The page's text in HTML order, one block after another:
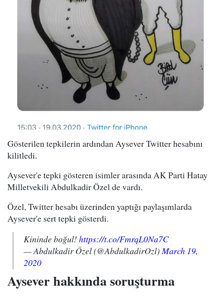
Gösterilen tepkilerin ardından Aysever Twitter hesabını
kilitledi.
Aysever'e tepki gösteren isimler arasında AK Parti Hatay
Milletvekili Abdulkadir Özel de vardı.
Özel, Twitter hesabı üzerinden yaptığı paylaşımlarda
Aysever'e sert tepki gösterdi.
Kininde boğul!https://t.co/FmrqL0Na7C
— Abdulkadir Özel (@AbdulkadirOzl)March 19,
2020
Aysever hakkında soruşturma